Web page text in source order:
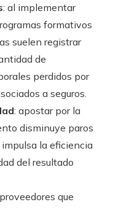
: al implementar
formativos
suelen registrar
de
perdidos por
a seguros.
: apostar por la
disminuye paros
la eficiencia
del resultado
que